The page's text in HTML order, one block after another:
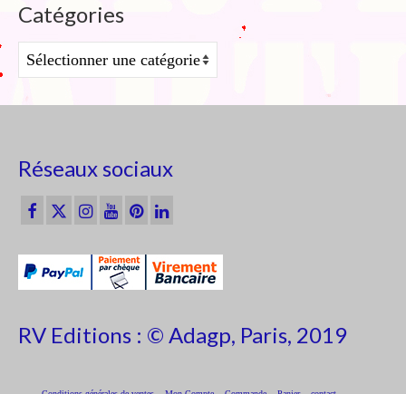
Catégories
Catégories
Réseaux sociaux
RV Editions : © Adagp, Paris, 2019